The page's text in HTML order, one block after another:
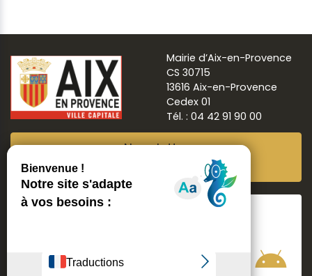
Mairie d’Aix-en-Provence
CS 30715
13616 Aix-en-Provence
Cedex 01
Tél. : 04 42 91 90 00
Newsletter